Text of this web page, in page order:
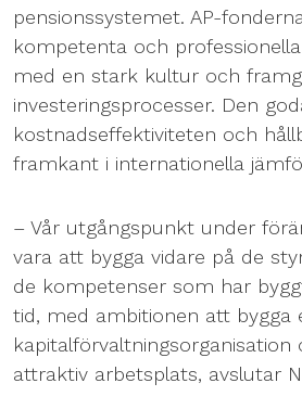
pensionssystemet. AP-
kompetenta och
med en stark kultur och
investeringsprocesser. Den
kostnadseffektiviteten och
framkant i internationella
– Vår utgångspunkt under
vara att bygga vidare på de
de kompetenser som har
tid, med ambitionen att bygga
attraktiv arbetsplats, avslutar